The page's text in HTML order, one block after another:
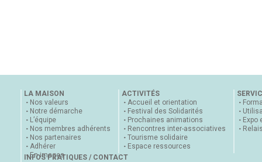
LA MAISON
Nos valeurs
Notre démarche
L’équipe
Nos membres adhérents
Nos partenaires
Adhérer
En images
ACTIVITÉS
Accueil et orientation
Festival des Solidarités
Prochaines animations
Rencontres inter-associatives
Tourisme solidaire
Espace ressources
Expo
INFOS PRATIQUES / CONTACT